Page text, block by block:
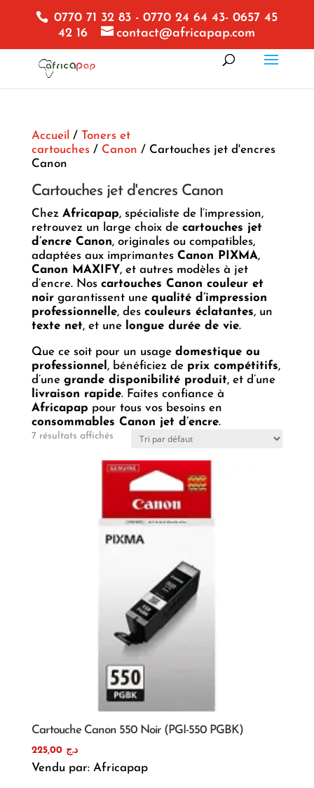
0770 71 32 83 - 0770 24 64 43- 0657 45
42 16
contact@africapap.com
Accueil / Toners et
cartouches/ Canon / Cartouches jet d'encres
Canon
Cartouches jet d'encres Canon
Chez Africapap, spécialiste de l’impression,
retrouvez un large choix de cartouches jet
d’encre Canon, originales ou compatibles,
adaptées aux imprimantes Canon PIXMA,
Canon MAXIFY, et autres modèles à jet
d’encre. Nos cartouches Canon couleur et
noirgarantissent une qualité d’impression
professionnelle, des couleurs éclatantes, un
texte net, et une longue durée de vie.
Que ce soit pour un usage domestique ou
professionnel , bénéficiez de prix compétitifs,
d’une grande disponibilité produit, et d’une
livraison rapide. Faites confiance à
Africapap pour tous vos besoins en
consommables Canon jet d’encre.
7 résultats affichés
Cartouche Canon 550 Noir (PGI-550 PGBK)
د.ج 225,00
Vendu par: Africapap